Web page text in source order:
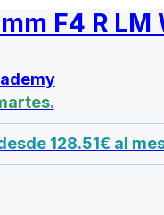
F4 R LM
128.51€ al